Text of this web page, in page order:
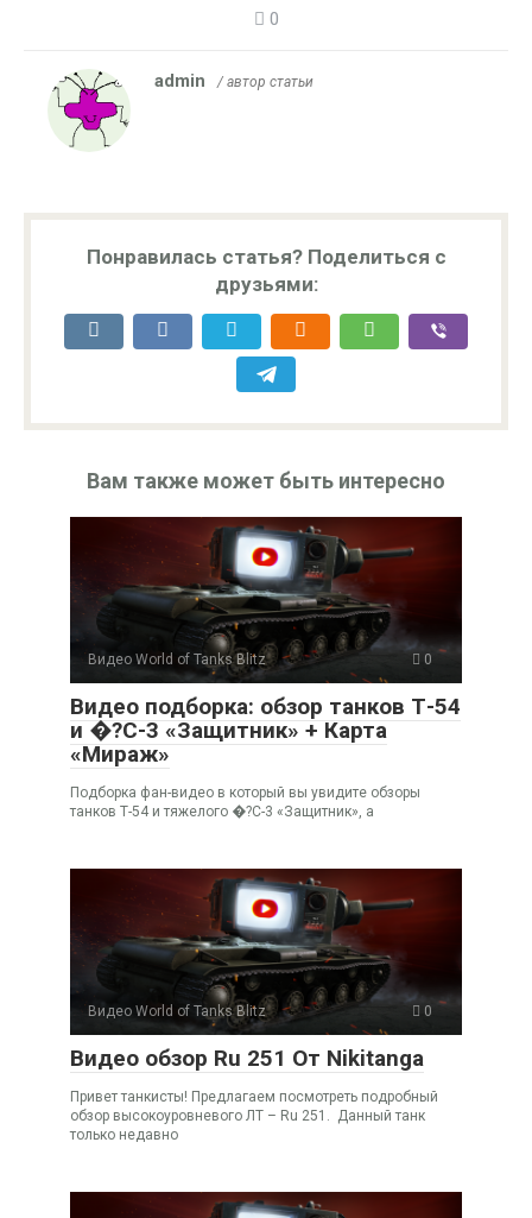
0
admin / автор статьи
Понравилась статья? Поделиться с
друзьями:
Вам также может быть интересно
Видео World of Tanks Blitz 0
Видео подборка: обзор танков Т-54
и �?С-3 «Защитник» + Карта
«Мираж»
Подборка фан-видео в который вы увидите обзоры
танков Т-54 и тяжелого �?С-3 «Защитник», а
Видео World of Tanks Blitz 0
Видео обзор Ru 251 От Nikitanga
Привет танкисты! Предлагаем посмотреть подробный
обзор высокоуровневого ЛТ – Ru 251. Данный танк
только недавно